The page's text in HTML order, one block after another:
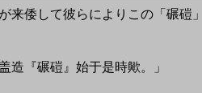
倭して彼らによりこの「碾磑
造『碾磑』始于是時歟。」